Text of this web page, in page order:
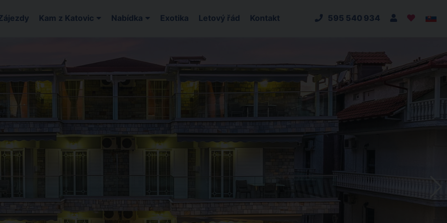
Kam z Katovic Nabídka Exotika Letový řád Kontakt 595 540 934